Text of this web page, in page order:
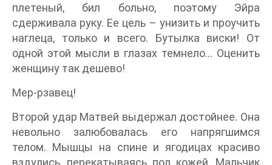
плетеный, бил больно, поэтому Эйра
сдерживала руку. Ее цель – унизить и проучить
наглеца, только и всего. Бутылка виски! От
одной этой мысли в глазах темнело… Оценить
женщину так дешево!
Мер-рзавец!
Второй удар Матвей выдержал достойнее. Она
невольно залюбовалась его напрягшимся
телом. Мышцы на спине и ягодицах красиво
вздулись, перекатываясь под кожей. Мальчик